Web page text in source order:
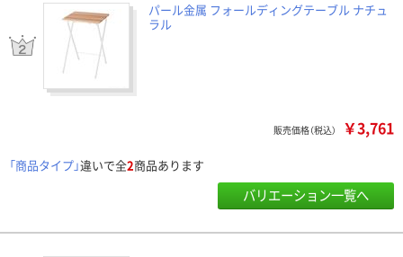
パール金属 フォールディングテーブル ナチュ
ラル
販売価格（税込） ￥3,761
「商品タイプ」違いで全2商品あります
バリエーション一覧へ